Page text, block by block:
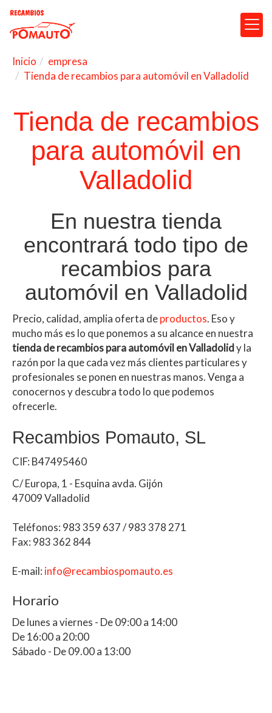
Inicio
empresa
Tienda de recambios para automóvil en Valladolid
Tienda de recambios
para automóvil en
Valladolid
En nuestra tienda
encontrará todo tipo de
recambios para
automóvil en Valladolid
Precio, calidad, amplia oferta deproductos. Eso y
mucho más es lo que ponemos a su alcance en nuestra
tienda de recambios para automóvil en Valladolidy la
razón por la que cada vez más clientes particulares y
profesionales se ponen en nuestras manos. Venga a
conocernos y descubra todo lo que podemos
ofrecerle.
Recambios Pomauto, SL
CIF: B47495460
C/ Europa, 1 - Esquina avda. Gijón
47009 Valladolid
Teléfonos: 983 359 637 / 983 378 271
Fax: 983 362 844
E-mail: info recambiospomauto.es
Horario
De lunes a viernes - De 09:00 a 14:00
De 16:00 a 20:00
Sábado - De 09.00 a 13:00